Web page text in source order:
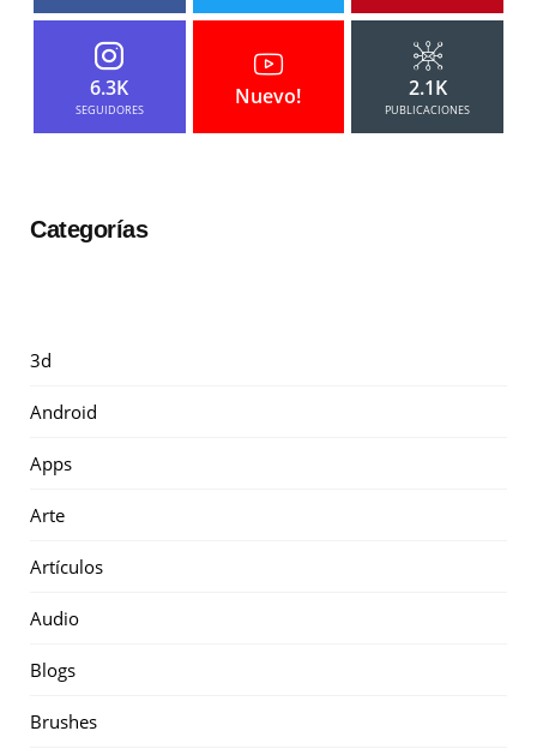
6.3K
SEGUIDORES
Nuevo! 2.1K
PUBLICACIONES
Categorías
3d
Android
Apps
Arte
Artículos
Audio
Blogs
Brushes